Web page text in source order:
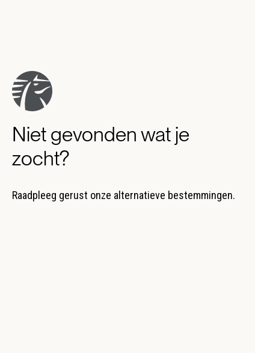
Niet gevonden wat je
zocht?
Raadpleeg gerust onze alternatieve bestemmingen.